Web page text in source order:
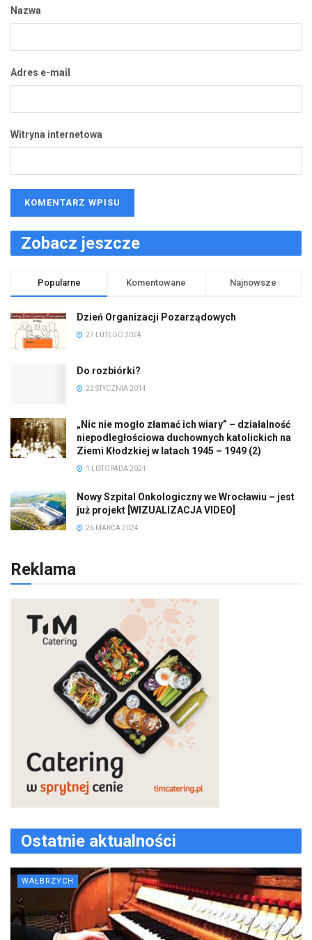
Nazwa
Adres e-mail
Witryna internetowa
Zobacz jeszcze
Popularne Komentowane Najnowsze
Dzień Organizacji Pozarządowych
27 LUTEGO 2024
Do rozbiórki?
22 STYCZNIA 2014
„Nic nie mogło złamać ich wiary” – działalność
niepodległościowa duchownych katolickich na
Ziemi Kłodzkiej w latach 1945 – 1949 (2)
1 LISTOPADA 2021
Nowy Szpital Onkologiczny we Wrocławiu – jest
już projekt [WIZUALIZACJA VIDEO]
26 MARCA 2024
Reklama
Ostatnie aktualności
WAŁBRZYCH